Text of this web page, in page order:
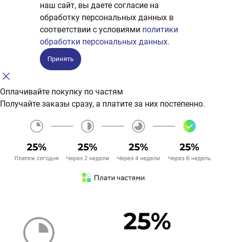
наш сайт, вы даете согласие на
обработку персональных данных в
соответствии с условиями политики
обработки персональных данных.
Принять
Оплачивайте покупку по частям
Получайте заказы сразу, а платите за них постепенно.